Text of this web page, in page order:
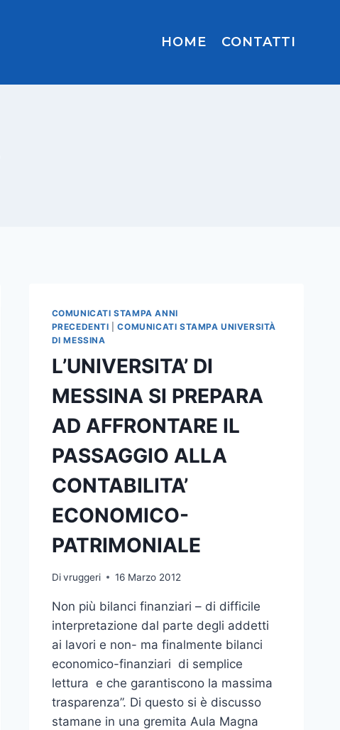
HOME CONTATTI
COMUNICATI STAMPA ANNI
PRECEDENTI |COMUNICATI STAMPA UNIVERSITÀ
DI MESSINA
L’UNIVERSITA’ DI
MESSINA SI PREPARA
AD AFFRONTARE IL
PASSAGGIO ALLA
CONTABILITA’
ECONOMICO-
PATRIMONIALE
Di vruggeri 16 Marzo 2012
Non più bilanci finanziari – di difficile
interpretazione dal parte degli addetti
ai lavori e non- ma finalmente bilanci
economico-finanziari di semplice
lettura e che garantiscono la massima
trasparenza”. Di questo si è discusso
stamane in una gremita Aula Magna